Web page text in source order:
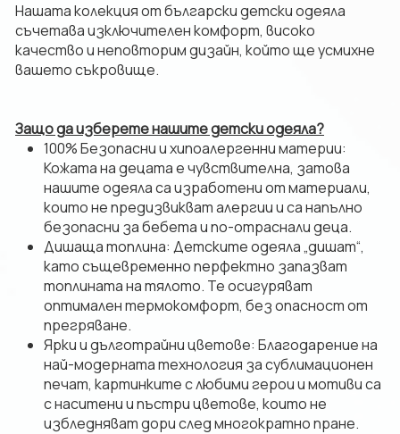
Нашата колекция от български детски одеяла
съчетава изключителен комфорт, високо
качество и неповторим дизайн, който ще усмихне
вашето съкровище.
​Защо да изберете нашите детски одеяла?
​100% Безопасни и хипоалергенни материи:
Кожата на децата е чувствителна, затова
нашите одеяла са изработени от материали,
които не предизвикват алергии и са напълно
безопасни за бебета и по-отраснали деца.
​Дишаща топлина: Детските одеяла „дишат“,
като същевременно перфектно запазват
топлината на тялото. Те осигуряват
оптимален термокомфорт, без опасност от
прегряване.
​Ярки и дълготрайни цветове: Благодарение на
най-модерната технология за сублимационен
печат, картинките с любими герои и мотиви са
с наситени и пъстри цветове, които не
избледняват дори след многократно пране.